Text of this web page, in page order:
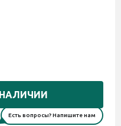
Есть вопросы? Напишите нам